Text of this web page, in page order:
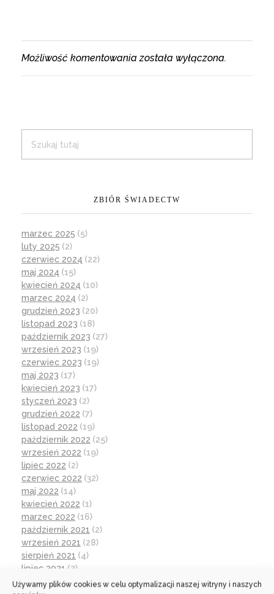
Używamy plików cookies w celu optymalizacji naszej witryny i naszych
Możliwość komentowania została wyłączona.
ZBIÓR ŚWIADECTW
marzec 2025 (5)
luty 2025 (2)
czerwiec 2024 (22)
maj 2024 (15)
kwiecień 2024 (10)
marzec 2024 (2)
grudzień 2023 (20)
listopad 2023 (18)
październik 2023 (27)
wrzesień 2023 (19)
czerwiec 2023 (19)
maj 2023 (17)
kwiecień 2023 (17)
styczeń 2023 (2)
grudzień 2022 (7)
listopad 2022 (19)
październik 2022 (25)
wrzesień 2022 (19)
lipiec 2022 (2)
czerwiec 2022 (32)
maj 2022 (14)
kwiecień 2022 (1)
marzec 2022 (16)
październik 2021 (2)
wrzesień 2021 (28)
sierpień 2021 (4)
lipiec 2021 (2)
czerwiec 2021(27)